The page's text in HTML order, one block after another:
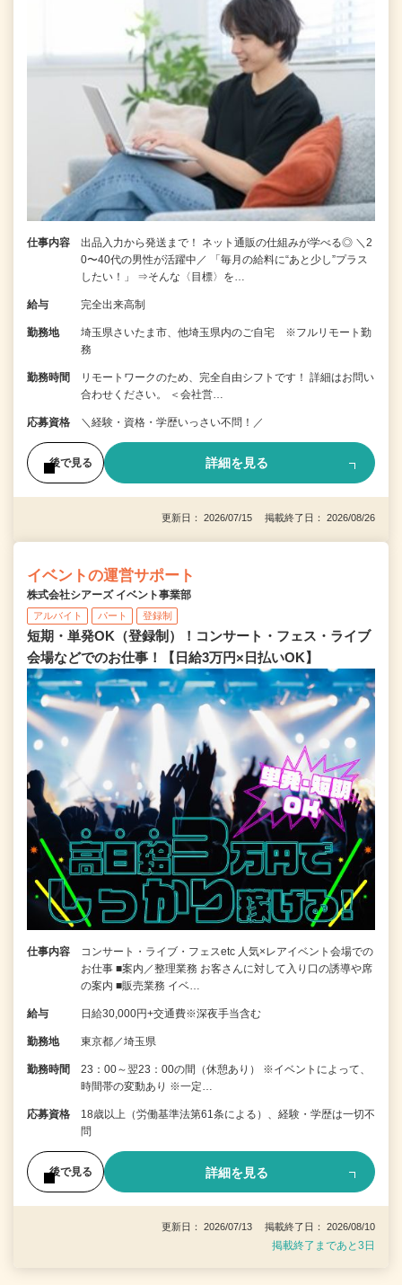
仕事内容
出品入力から発送まで！ ネット通販の仕組みが学べる◎ ＼2
0〜40代の男性が活躍中／ 「毎月の給料に“あと少し”プラス
したい！」 ⇒そんな〈目標〉を…
給与 完全出来高制
勤務地
埼玉県さいたま市、他埼玉県内のご自宅 ※フルリモート勤
務
勤務時間
リモートワークのため、完全自由シフトです！ 詳細はお問い
合わせください。 ＜会社営…
応募資格 ＼経験・資格・学歴いっさい不問！／
後で見る 詳細を見る
更新日： 2026/07/15 掲載終了日： 2026/08/26
イベントの運営サポート
株式会社シアーズ イベント事業部
アルバイト パート 登録制
短期・単発OK（登録制）！コンサート・フェス・ライブ
会場などでのお仕事！【日給3万円×日払いOK】
仕事内容
コンサート・ライブ・フェスetc 人気×レアイベント会場での
お仕事 ■案内／整理業務 お客さんに対して入り口の誘導や席
の案内 ■販売業務 イベ…
給与 日給30,000円+交通費※深夜手当含む
勤務地 東京都／埼玉県
勤務時間
23：00～翌23：00の間（休憩あり） ※イベントによって、
時間帯の変動あり ※一定…
応募資格
18歳以上（労働基準法第61条による）、経験・学歴は一切不
問
後で見る 詳細を見る
更新日： 2026/07/13 掲載終了日： 2026/08/10
掲載終了まであと3日